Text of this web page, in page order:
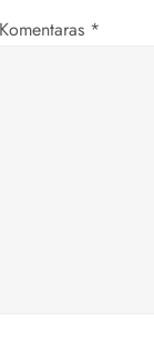
Komentaras *